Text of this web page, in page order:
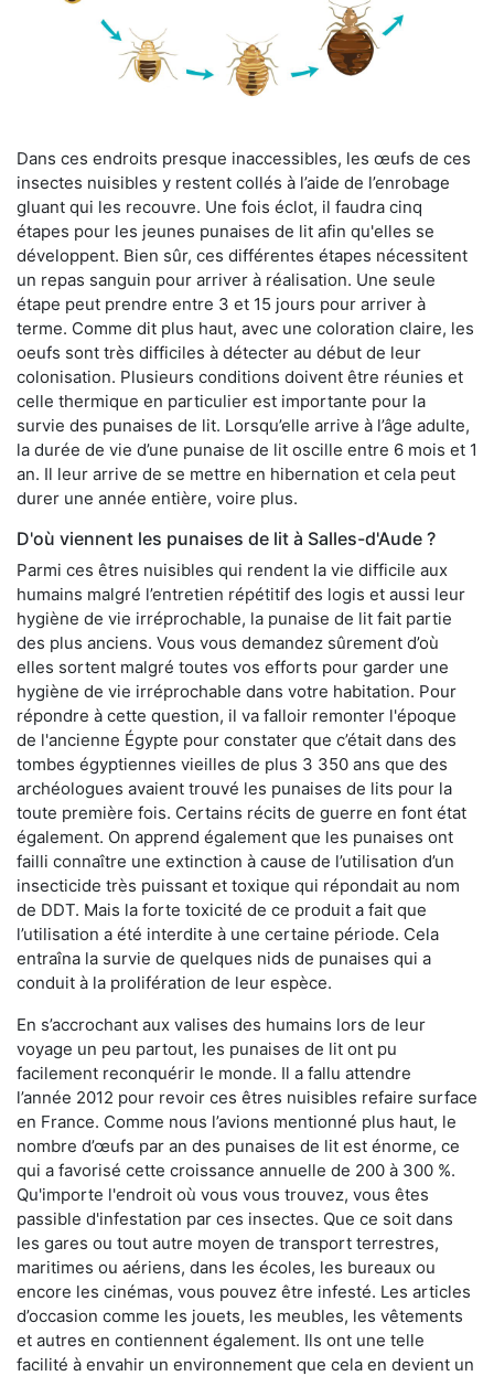
Dans ces endroits presque inaccessibles, les œufs de ces
insectes nuisibles y restent collés à l’aide de l’enrobage
gluant qui les recouvre. Une fois éclot, il faudra cinq
étapes pour les jeunes punaises de lit afin qu'elles se
développent. Bien sûr, ces différentes étapes nécessitent
un repas sanguin pour arriver à réalisation. Une seule
étape peut prendre entre 3 et 15 jours pour arriver à
terme. Comme dit plus haut, avec une coloration claire, les
oeufs sont très difficiles à détecter au début de leur
colonisation. Plusieurs conditions doivent être réunies et
celle thermique en particulier est importante pour la
survie des punaises de lit. Lorsqu’elle arrive à l’âge adulte,
la durée de vie d’une punaise de lit oscille entre 6 mois et 1
an. Il leur arrive de se mettre en hibernation et cela peut
durer une année entière, voire plus.
D'où viennent les punaises de lit à Salles-d'Aude ?
Parmi ces êtres nuisibles qui rendent la vie difficile aux
humains malgré l’entretien répétitif des logis et aussi leur
hygiène de vie irréprochable, la punaise de lit fait partie
des plus anciens. Vous vous demandez sûrement d’où
elles sortent malgré toutes vos efforts pour garder une
hygiène de vie irréprochable dans votre habitation. Pour
répondre à cette question, il va falloir remonter l'époque
de l'ancienne Égypte pour constater que c’était dans des
tombes égyptiennes vieilles de plus 3 350 ans que des
archéologues avaient trouvé les punaises de lits pour la
toute première fois. Certains récits de guerre en font état
également. On apprend également que les punaises ont
failli connaître une extinction à cause de l’utilisation d’un
insecticide très puissant et toxique qui répondait au nom
de DDT. Mais la forte toxicité de ce produit a fait que
l’utilisation a été interdite à une certaine période. Cela
entraîna la survie de quelques nids de punaises qui a
conduit à la prolifération de leur espèce.
En s’accrochant aux valises des humains lors de leur
voyage un peu partout, les punaises de lit ont pu
facilement reconquérir le monde. Il a fallu attendre
l’année 2012 pour revoir ces êtres nuisibles refaire surface
en France. Comme nous l’avions mentionné plus haut, le
nombre d’œufs par an des punaises de lit est énorme, ce
qui a favorisé cette croissance annuelle de 200 à 300 %.
Qu'importe l'endroit où vous vous trouvez, vous êtes
passible d'infestation par ces insectes. Que ce soit dans
les gares ou tout autre moyen de transport terrestres,
maritimes ou aériens, dans les écoles, les bureaux ou
encore les cinémas, vous pouvez être infesté. Les articles
d’occasion comme les jouets, les meubles, les vêtements
et autres en contiennent également. Ils ont une telle
facilité à envahir un environnement que cela en devient un